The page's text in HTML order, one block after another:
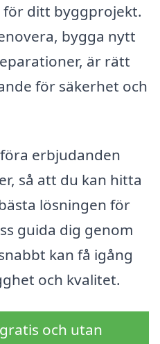
ditt byggprojekt.
bygga nytt
är rätt
för säkerhet och
erbjudanden
så att du kan hitta
lösningen för
guida dig genom
kan få igång
och kvalitet.
och utan